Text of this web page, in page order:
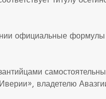
официальные
владетелю